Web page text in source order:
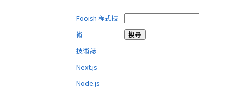
Fooish 程式技
術
技術誌
Next.js
Node.js